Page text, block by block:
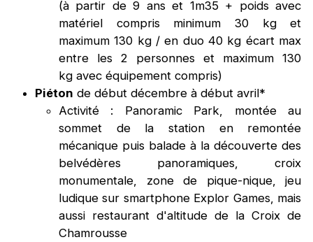
(à partir de 9 ans et 1m35 + poids avec
matériel compris minimum 30 kg et
maximum 130 kg / en duo 40 kg écart max
entre les 2 personnes et maximum 130
kg avec équipement compris)
Piéton de début décembre à début avril*
Activité : Panoramic Park, montée au
sommet de la station en remontée
mécanique puis balade à la découverte des
belvédères panoramiques, croix
monumentale, zone de pique-nique, jeu
ludique sur smartphone Explor Games, mais
aussi restaurant d'altitude de la Croix de
Chamrousse